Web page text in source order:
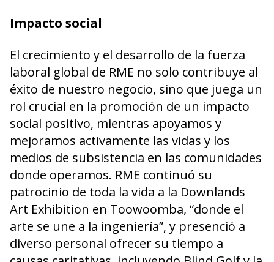
Impacto social
El crecimiento y el desarrollo de la fuerza
laboral global de RME no solo contribuye al
éxito de nuestro negocio, sino que juega un
rol crucial en la promoción de un impacto
social positivo, mientras apoyamos y
mejoramos activamente las vidas y los
medios de subsistencia en las comunidades
donde operamos. RME continuó su
patrocinio de toda la vida a la Downlands
Art Exhibition en Toowoomba, “donde el
arte se une a la ingeniería”, y presenció a
diverso personal ofrecer su tiempo a